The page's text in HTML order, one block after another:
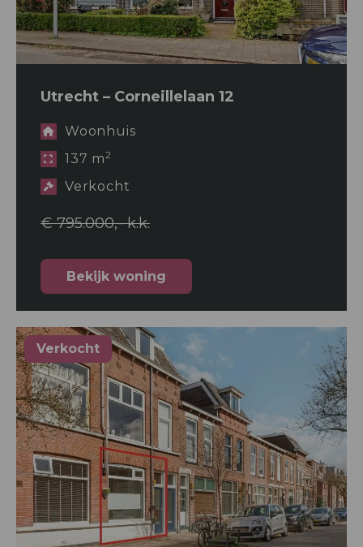
Utrecht – Corneillelaan 12
Woonhuis
137 m2
Verkocht
€ 795.000,- k.k.
Bekijk woning
Verkocht